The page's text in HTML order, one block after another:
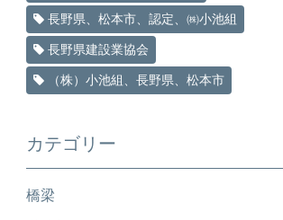
長野県、松本市、認定、㈱小池組
長野県建設業協会
（株）小池組、長野県、松本市
カテゴリー
橋梁